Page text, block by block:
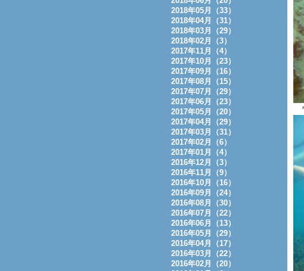
2018年05月（33）
2018年04月（31）
2018年03月（29）
2018年02月（3）
2017年11月（4）
2017年10月（23）
2017年09月（16）
2017年08月（15）
2017年07月（29）
2017年06月（23）
2017年05月（20）
2017年04月（29）
2017年03月（31）
2017年02月（6）
2017年01月（4）
2016年12月（3）
2016年11月（9）
2016年10月（16）
2016年09月（24）
2016年08月（30）
2016年07月（22）
2016年06月（13）
2016年05月（29）
2016年04月（17）
2016年03月（22）
2016年02月（20）